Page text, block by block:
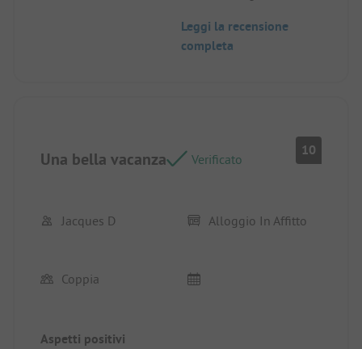
Leggi la recensione
completa
Una bella vacanza Verificato
10
Jacques D Alloggio In Affitto
Coppia
Aspetti positivi